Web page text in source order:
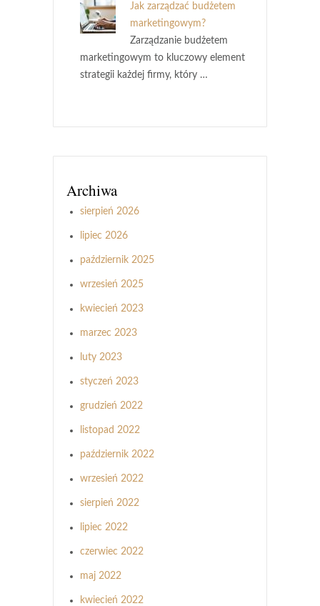
Jak zarządzać budżetem
marketingowym?
Zarządzanie budżetem
marketingowym to kluczowy element
strategii każdej firmy, który …
Archiwa
sierpień 2026
lipiec 2026
październik 2025
wrzesień 2025
kwiecień 2023
marzec 2023
luty 2023
styczeń 2023
grudzień 2022
listopad 2022
październik 2022
wrzesień 2022
sierpień 2022
lipiec 2022
czerwiec 2022
maj 2022
kwiecień 2022